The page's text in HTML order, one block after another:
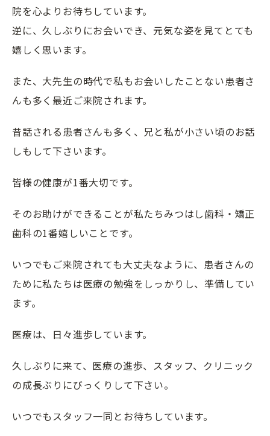
院を心よりお待ちしています。
逆に、久しぶりにお会いでき、元気な姿を見てとても
嬉しく思います。
また、大先生の時代で私もお会いしたことない患者さ
んも多く最近ご来院されます。
昔話される患者さんも多く、兄と私が小さい頃のお話
しもして下さいます。
皆様の健康が1番大切です。
そのお助けができることが私たちみつはし歯科・矯正
歯科の1番嬉しいことです。
いつでもご来院されても大丈夫なように、患者さんの
ために私たちは医療の勉強をしっかりし、準備してい
ます。
医療は、日々進歩しています。
久しぶりに来て、医療の進歩、スタッフ、クリニック
の成長ぶりにびっくりして下さい。
いつでもスタッフ一同とお待ちしています。